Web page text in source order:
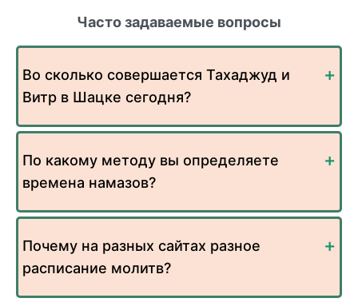
Часто задаваемые вопросы
Во сколько совершается Тахаджуд и
Витр в Шацке сегодня?
По какому методу вы определяете
времена намазов?
Почему на разных сайтах разное
расписание молитв?